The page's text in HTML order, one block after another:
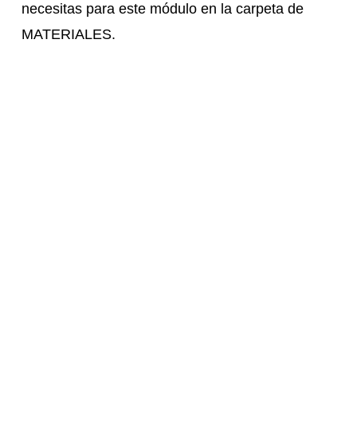
necesitas para este módulo en la carpeta de
MATERIALES.